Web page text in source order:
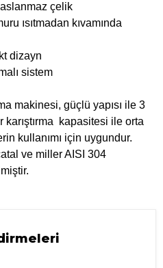
çelik
ısıtmadan kıvamında
dizayn
sistem
makinesi, güçlü yapısı ile 3
kapasitesi ile orta
kullanımı için uygundur.
ve miller AISI 304